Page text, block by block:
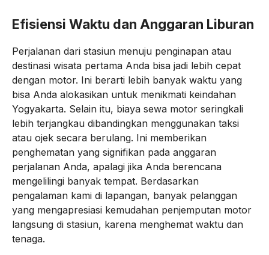
Efisiensi Waktu dan Anggaran Liburan
Perjalanan dari stasiun menuju penginapan atau
destinasi wisata pertama Anda bisa jadi lebih cepat
dengan motor. Ini berarti lebih banyak waktu yang
bisa Anda alokasikan untuk menikmati keindahan
Yogyakarta. Selain itu, biaya sewa motor seringkali
lebih terjangkau dibandingkan menggunakan taksi
atau ojek secara berulang. Ini memberikan
penghematan yang signifikan pada anggaran
perjalanan Anda, apalagi jika Anda berencana
mengelilingi banyak tempat. Berdasarkan
pengalaman kami di lapangan, banyak pelanggan
yang mengapresiasi kemudahan penjemputan motor
langsung di stasiun, karena menghemat waktu dan
tenaga.